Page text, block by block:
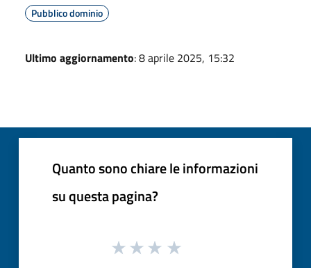
Pubblico dominio
Ultimo aggiornamento: 8 aprile 2025, 15:32
Quanto sono chiare le informazioni
su questa pagina?